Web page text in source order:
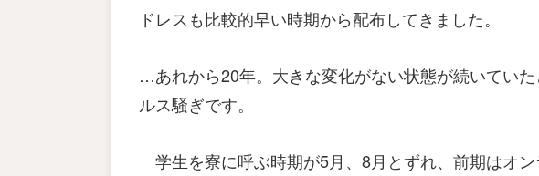
ドレスも比較的早い時期から配布してきました。
…あれから20年。大きな変化がない状態が続いてい
ルス騒ぎです。
学生を寮に呼ぶ時期が5月、8月とずれ、前期はオン